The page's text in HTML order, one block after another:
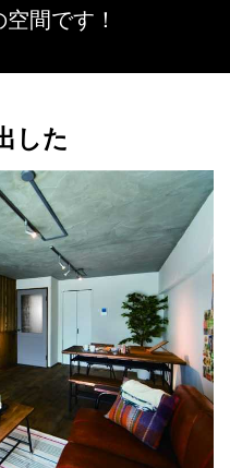
間です！
した